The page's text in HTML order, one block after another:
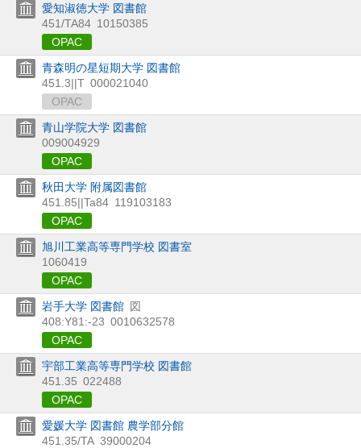
愛知淑徳大学 図書館
451/TA84 10150385
OPAC
青森明の星短期大学 図書館
451.3||T 000021040
OPAC
青山学院大学 図書館
009004929
OPAC
秋田大学 附属図書館
451.85||Ta84 119103183
OPAC
旭川工業高等専門学校 図書室
1060419
OPAC
岩手大学 図書館 図
408:Y81:-23 0010632578
OPAC
宇部工業高等専門学校 図書館
451.35 022488
OPAC
愛媛大学 図書館 農学部分館
451.35/TA 39000204